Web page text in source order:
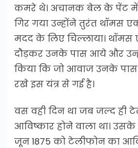
कमरे थे। अचानक बेल के पेंट में
गिर गया उन्होंने तुरंत थॉमस
मदद के लिए चिल्लाया।
दौड़कर उनके पास आये और
किया कि जो आवाज उनके
रखे इस यंत्र से गई है।
वस वही दिन था जब जल्द ही
आविष्कार होने वाला था। उसके
जून 1875 को टेलीफोन का